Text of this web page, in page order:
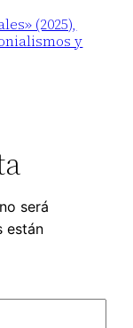
(2025),
y
será
están